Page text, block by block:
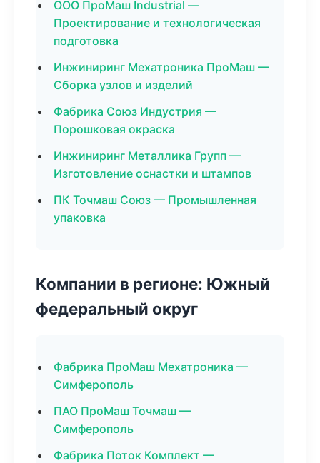
ООО ПроМаш Industrial —
Проектирование и технологическая
подготовка
Инжиниринг Мехатроника ПроМаш —
Сборка узлов и изделий
Фабрика Союз Индустрия —
Порошковая окраска
Инжиниринг Металлика Групп —
Изготовление оснастки и штампов
ПК Точмаш Союз — Промышленная
упаковка
Компании в регионе: Южный
федеральный округ
Фабрика ПроМаш Мехатроника —
Симферополь
ПАО ПроМаш Точмаш —
Симферополь
Фабрика Поток Комплект —